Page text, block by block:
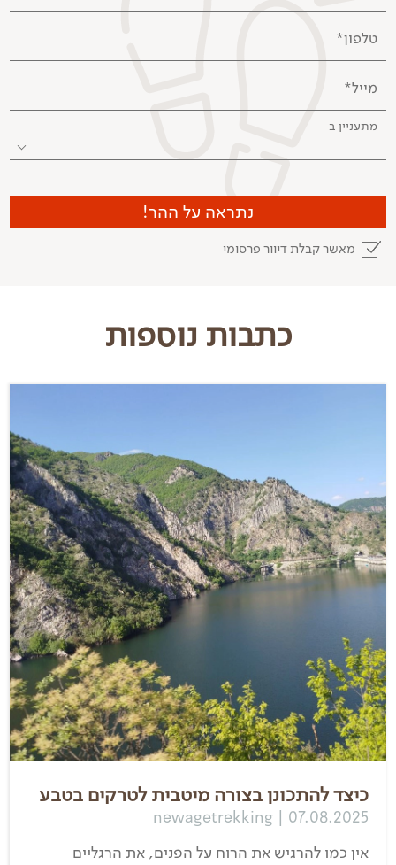
טלפון*
מייל*
מתעניין ב
מאשר קבלת דיוור פרסומי
נתראה על ההר!
כתבות נוספות
כיצד להתכונן בצורה מיטבית לטרקים בטבע
newagetrekking | 07.08.2025
אין כמו להרגיש את הרוח על הפנים, את הרגליים